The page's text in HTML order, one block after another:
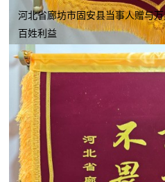
河北省廊坊市固安县当事人赠与
百姓利益